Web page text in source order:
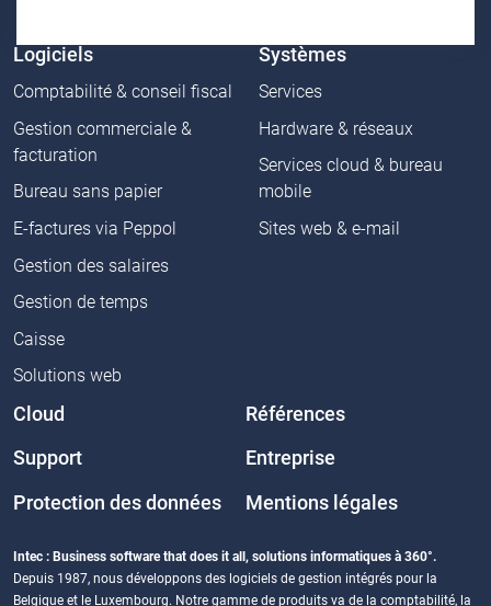
Logiciels
Comptabilité & conseil fiscal
Gestion commerciale &
facturation
Bureau sans papier
E-factures via Peppol
Gestion des salaires
Gestion de temps
Caisse
Solutions web
Systèmes
Services
Hardware & réseaux
Services cloud & bureau
mobile
Sites web & e-mail
Cloud Références
Support Entreprise
Protection des données Mentions légales
Intec : Business software that does it all, solutions informatiques à 360°.
Depuis 1987, nous développons des logiciels de gestion intégrés pour la
Belgique et le Luxembourg. Notre gamme de produits va de la comptabilité, la